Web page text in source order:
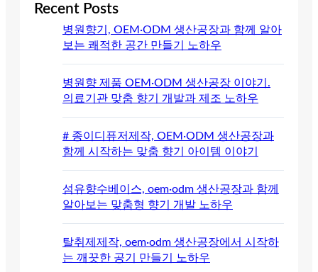
Recent Posts
병원향기, OEM·ODM 생산공장과 함께 알아
보는 쾌적한 공간 만들기 노하우
병원향 제품 OEM·ODM 생산공장 이야기.
의료기관 맞춤 향기 개발과 제조 노하우
# 종이디퓨저제작, OEM·ODM 생산공장과
함께 시작하는 맞춤 향기 아이템 이야기
섬유향수베이스, oem·odm 생산공장과 함께
알아보는 맞춤형 향기 개발 노하우
탈취제제작, oem·odm 생산공장에서 시작하
는 깨끗한 공기 만들기 노하우